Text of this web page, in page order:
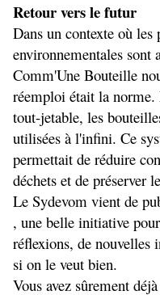
Retour vers le futur
Dans un contexte où les
environnementales
Comm'Une Bouteille
réemploi était la norme.
tout-jetable, les
utilisées à l'infini. Ce
permettait de réduire
déchets et de préserver
Le Sydevom vient de
, une belle initiative
réflexions, de nouvelles
si on le veut bien.
Vous avez sûrement